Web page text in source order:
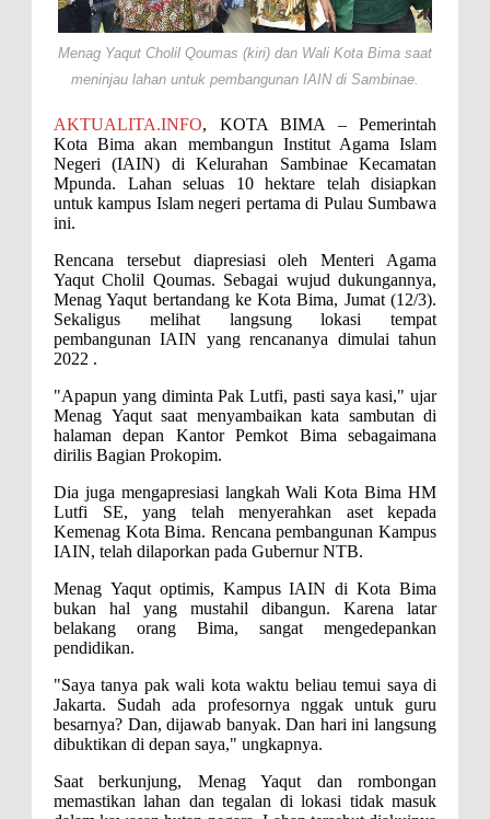
Perairan Sanggar
Perkuat Soliditas-Sinergi,
Kejari dan Kodim 1608
Nobar Piala Dunia Argentina vs
Inggris, Polres Bima Pererat
Antusiasnya Warga dan Polisi
Nobar Bareng Laga Prancis vs
Spanyol di Mapolres Bima
Pembangunan RSUD Kota Bima,
Pastikan Pemindahan Layanan
Berjalan Bertahap
"Polisi Peduli" Satsamapta
Polres Bima Bantu Warga Padolo
Atasi Krisis Air Bersih
Wali Kota Bima Tinjau Rumah
Warga Tidak Layak Huni di
Percepatan Bantuan BSPS
Wakil Wali Kota Bima
Konsultasikan Usulan Inpres
Jalan Daerah 2026 dan
Menag Yaqut Cholil Qoumas (kiri) dan Wali Kota Bima saat
meninjau lahan untuk pembangunan IAIN di Sambinae.
AKTUALITA.INFO, KOTA BIMA – Pemerintah
Kota Bima akan membangun Institut Agama Islam
Negeri (IAIN) di Kelurahan Sambinae Kecamatan
Mpunda. Lahan seluas 10 hektare telah disiapkan
untuk kampus Islam negeri pertama di Pulau Sumbawa
ini.
Rencana tersebut diapresiasi oleh Menteri Agama
Yaqut Cholil Qoumas. Sebagai wujud dukungannya,
Menag Yaqut bertandang ke Kota Bima, Jumat (12/3).
Sekaligus melihat langsung lokasi tempat
pembangunan IAIN yang rencananya dimulai tahun
2022 .
"Apapun yang dimintaPak Lutfi, pasti saya kasi," ujar
Menag Yaqut saat menyambaikan kata sambutan di
halaman depan Kantor Pemkot Bima sebagaimana
dirilis Bagian Prokopim.
Dia juga mengapresiasi langkah Wali Kota BimaHM
Lutfi SE, yang telah menyerahkan aset kepada
Kemenag Kota Bima. Rencana pembangunan Kampus
IAIN, telah dilaporkan pada Gubernur NTB.
Menag Yaqut optimis, Kampus IAIN di Kota Bima
bukan hal yang mustahil dibangun. Karena latar
belakang orang Bima, sangat mengedepankan
pendidikan.
"Saya tanya pakwali kota waktu beliau temui saya di
Jakarta. Sudah ada profesornya nggak untuk guru
besarnya? Dan, dijawab banyak. Dan hari ini langsung
dibuktikan di depan saya," ungkapnya.
Saat berkunjung, Menag Yaqut dan rombongan
memastikan lahan dan tegalan di lokasi tidak masuk